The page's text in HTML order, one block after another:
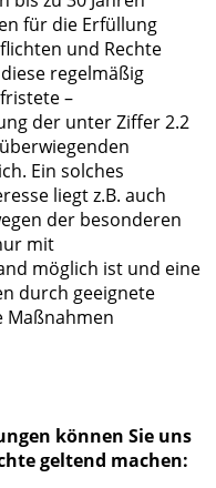
für die Erfüllung
und Rechte
regelmäßig
–
der unter Ziffer 2.2
Ein solches
liegt z.B. auch
der besonderen
mit
möglich ist und eine
durch geeignete
Maßnahmen
können Sie uns
geltend machen: